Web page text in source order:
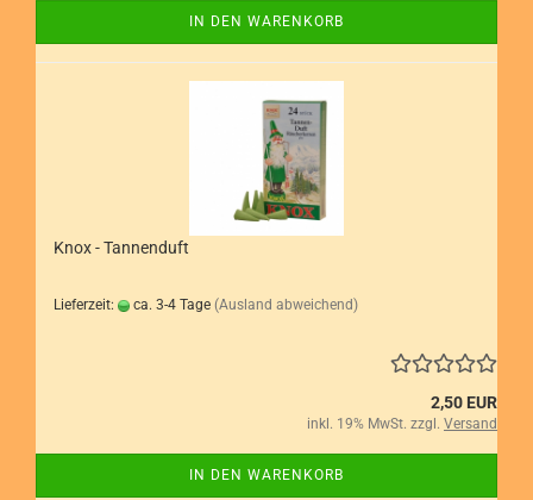
IN DEN WARENKORB
Knox - Tannenduft
Lieferzeit: ca. 3-4 Tage (Ausland abweichend)
2,50 EUR
inkl. 19% MwSt. zzgl. Versand
IN DEN WARENKORB